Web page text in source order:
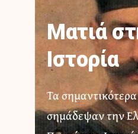
Ματιά
Ιστορία
Τα
σημάδεψαν την